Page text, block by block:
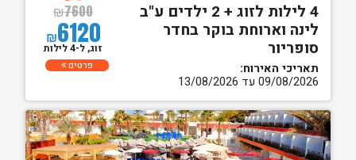
4 לילות לזוג + 2 ילדים ע"ב
לינה וארוחת בוקר בחדר
סופריור
תאריכי האירוח:
09/08/2026 עד 13/08/2026
₪7600
₪6120
זוג, ל-4 לילות
פרטים